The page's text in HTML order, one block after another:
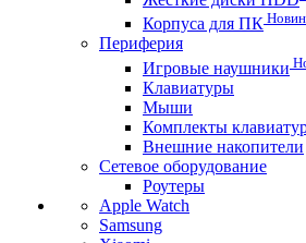
Корпуса для ПК
Периферия
Игровые наушники
Клавиатуры
Мыши
Комплекты
Внешние накопители
Сетевое оборудование
Роутеры
Apple Watch
Samsung